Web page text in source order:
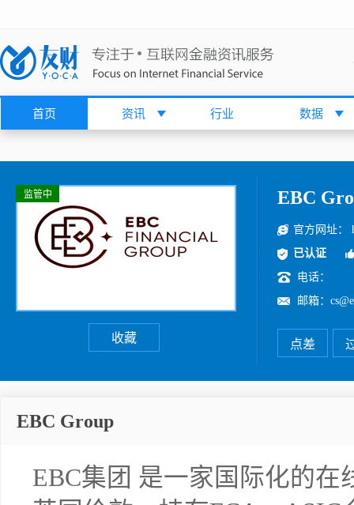
首页 资讯 行业 数据
监管中
收藏
EBC
官方网址：
已认证
电话：
邮箱：
点差
EBC Group
EBC集团 是一家国际化的